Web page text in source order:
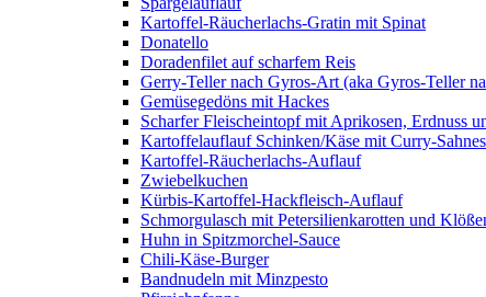
Kartoffel-Räucherlachs-Gratin mit Spinat
Donatello
Doradenfilet auf scharfem Reis
Gerry-Teller nach Gyros-Art (aka Gyros-Teller
Gemüsegedöns mit Hackes
Scharfer Fleischeintopf mit Aprikosen, Erdnuss
Kartoffelauflauf Schinken/Käse mit Curry-
Kartoffel-Räucherlachs-Auflauf
Zwiebelkuchen
Kürbis-Kartoffel-Hackfleisch-Auflauf
Schmorgulasch mit Petersilienkarotten und
Huhn in Spitzmorchel-Sauce
Chili-Käse-Burger
Bandnudeln mit Minzpesto